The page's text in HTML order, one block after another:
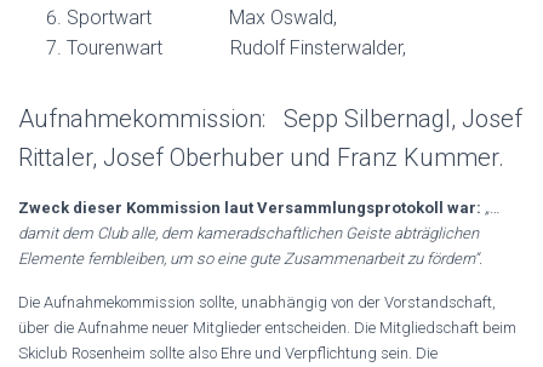
Sportwart Max Oswald,
Tourenwart Rudolf Finsterwalder,
Aufnahmekommission: Sepp Silbernagl, Josef
Rittaler, Josef Oberhuber und Franz Kummer.
Zweck dieser Kommission laut Versammlungsprotokoll war: „…
damit dem Club alle, dem kameradschaftlichen Geiste abträglichen
Elemente fernbleiben, um so eine gute Zusammenarbeit zu fördern“.
Die Aufnahmekommission sollte, unabhängig von der Vorstandschaft,
über die Aufnahme neuer Mitglieder entscheiden. Die Mitgliedschaft beim
Skiclub Rosenheim sollte also Ehre und Verpflichtung sein. Die